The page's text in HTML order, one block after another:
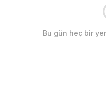
Bu gün heç bir